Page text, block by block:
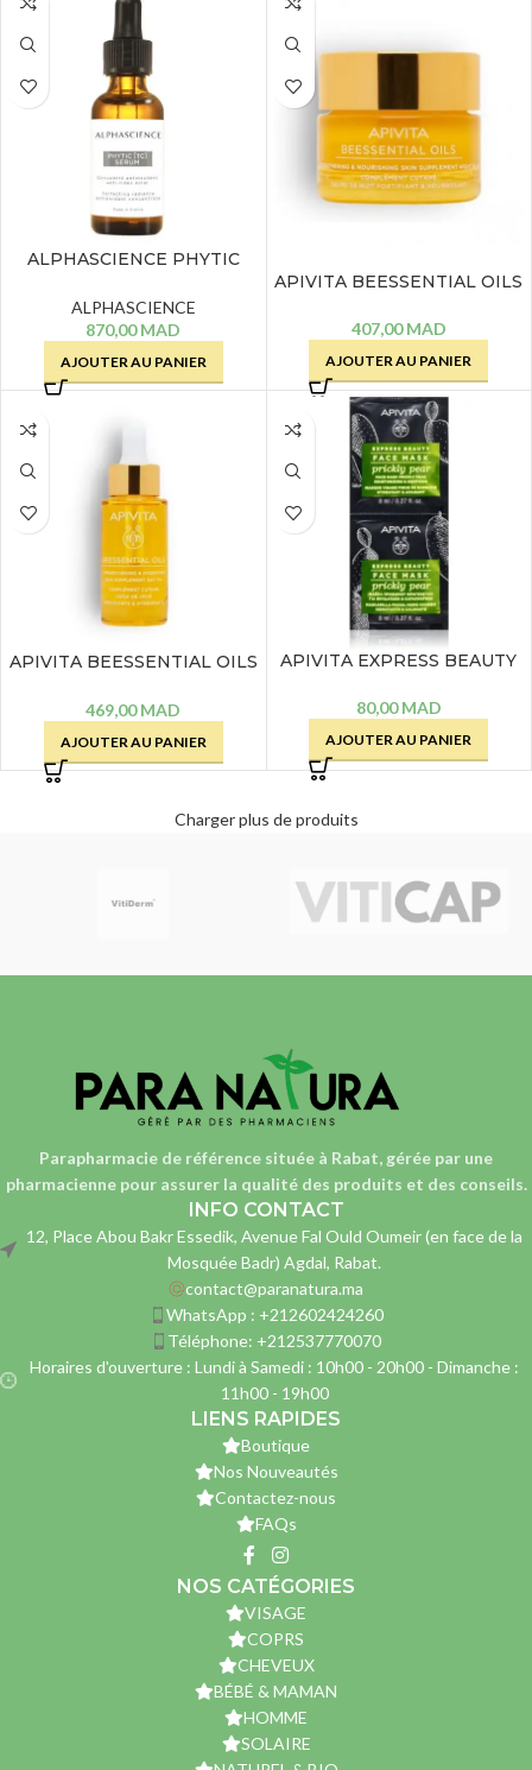
ALPHASCIENCE PHYTIC
ALPHASCIENCE
870,00MAD
AJOUTER AU PANIER
APIVITA BEESSENTIAL OILS
FORTIFIANT &
COMPLEMENT CUTANE – 15
ML
407,00MAD
AJOUTER AU PANIER
APIVITA BEESSENTIAL OILS
FORTIFIANTE &
COMPLEMENT CUTANE – 15
ML
469,00MAD
AJOUTER AU PANIER
APIVITA EXPRESS BEAUTY
BARBARIE – 2X 8ML
80,00MAD
AJOUTER AU PANIER
Charger plus de produits
Parapharmacie de référence située à Rabat, gérée par une
pharmaciennepour assurer la qualité des produits et des conseils.
INFO CONTACT
12, Place Abou Bakr Essedik, Avenue Fal Ould Oumeir (en face de la
Mosquée Badr) Agdal, Rabat.
contact@paranatura.ma
WhatsApp : +212602424260
Téléphone: +212537770070
Horaires d'ouverture : Lundi à Samedi : 10h00 - 20h00 - Dimanche :
11h00 - 19h00
LIENS RAPIDES
Boutique
Nos Nouveautés
Contactez-nous
FAQs
NOS CATÉGORIES
VISAGE
COPRS
CHEVEUX
BÉBÉ & MAMAN
HOMME
SOLAIRE